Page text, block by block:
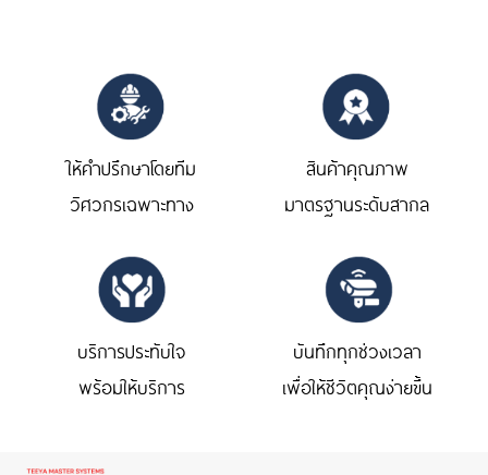
ให้คำปรึกษาโดยทีม
วิศวกรเฉพาะทาง
สินค้าคุณภาพ
มาตรฐานระดับสากล
บริการประทับใจ
พร้อมให้บริการ
บันทึกทุกช่วงเวลา
เพื่อให้ชีวิตคุณง่ายขึ้น